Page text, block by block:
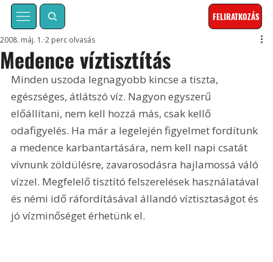
FELIRATKOZÁS
Medence víztisztítás
2008. máj. 1. 2 perc olvasás
Minden uszoda legnagyobb kincse a tiszta,
egészséges, átlátszó víz. Nagyon egyszerű
előállítani, nem kell hozzá más, csak kellő
odafigyelés. Ha már a legelején figyelmet fordítunk
a medence karbantartására, nem kell napi csatát
vívnunk zöldülésre, zavarosodásra hajlamossá váló
vízzel. Megfelelő tisztító felszerelések használatával
és némi idő ráfordításával állandó víztisztaságot és
jó vízminőséget érhetünk el.